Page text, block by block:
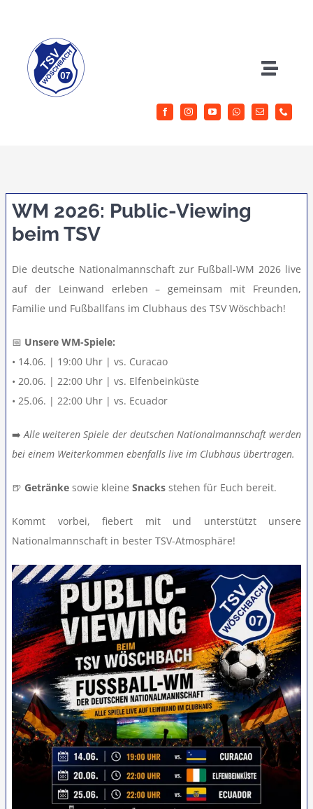
springen
Toggle
Herrenfussball
Sportangebote
Verein
Clubhausumbau
Rechtliches
WM 2026: Public-Viewing
beim TSV
Die deutsche Nationalmannschaft zur Fußball-WM 2026 live
auf der Leinwand erleben – gemeinsam mit Freunden,
Familie und Fußballfans im Clubhaus des TSV Wöschbach!
📅 Unsere WM-Spiele:
• 14.06. | 19:00 Uhr | vs. Curacao
• 20.06. | 22:00 Uhr | vs. Elfenbeinküste
• 25.06. | 22:00 Uhr | vs. Ecuador
➡️Alle weiteren Spiele der deutschen Nationalmannschaft werden
bei einem Weiterkommen ebenfalls live im Clubhaus übertragen.
🍺 Getränke sowie kleine Snacks stehen für Euch bereit.
Kommt vorbei, fiebert mit und unterstützt unsere
Nationalmannschaft in bester TSV-Atmosphäre!